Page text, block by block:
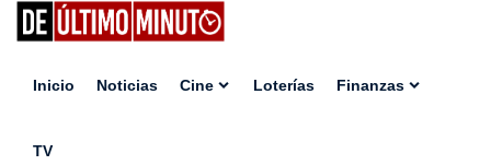
Inicio Noticias Cine Loterías Finanzas
TV